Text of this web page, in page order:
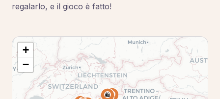
regalarlo, e il gioco è fatto!
🛍️🛍️
+
−